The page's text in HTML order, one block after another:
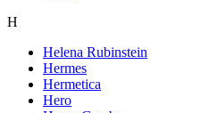
H
Helena Rubinstein
Hermes
Hermetica
Hero